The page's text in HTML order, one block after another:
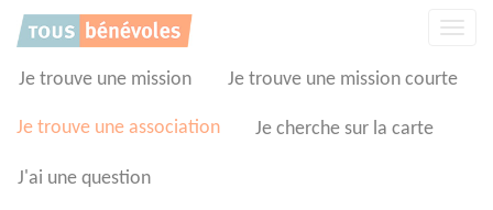
Je trouve une mission Je trouve une mission courte
Je trouve une association Je cherche sur la carte
J'ai une question
Panneau de gestion des cookies